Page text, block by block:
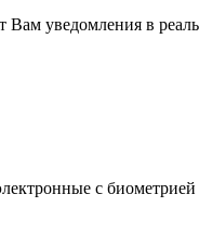
Вам уведомления в
с биометрией